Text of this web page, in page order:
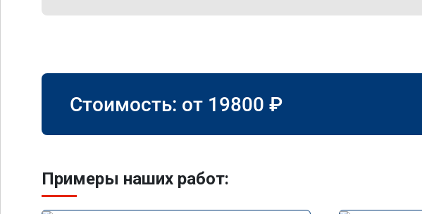
Стоимость: от 19800 ₽
Примеры наших работ: